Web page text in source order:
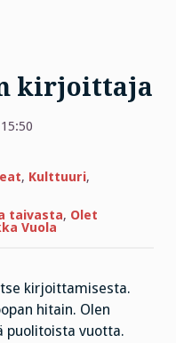
kirjoittaja
15:50
, Kulttuuri,
taivasta, Olet
Vuola
kirjoittamisesta.
hitain. Olen
puolitoista vuotta.